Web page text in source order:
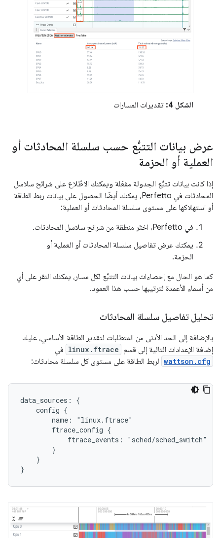
الشكل 4: تقديرات المسارات
عرض بيانات التتبُّع حسب سلسلة المحادثات أو
العملية أو الحزمة
إذا كانت بيانات تتبُّع الجدولة مفعّلة ويمكنك الاطّلاع على شرائح سلاسل
المحادثات في Perfetto، يمكنك أيضًا الحصول على بيانات ربط الطاقة
أو استهلاكها على مستوى سلسلة المحادثات أو العملية:
في Perfetto، اختَر منطقة من شرائح سلاسل المحادثات.
يمكنك عرض تفاصيل سلسلة المحادثات أو العملية أو
الحزمة.
كما هو الحال مع إحصاءات بيانات التتبُّع لكل مسار، يمكنك النقر على أي
من أسماء الأعمدة لترتيبها حسب هذا العمود.
تحليل تفاصيل سلسلة المحادثات
بالإضافة إلى الحد الأدنى من المتطلبات لتقدير الطاقة الأساسي، عليك
إضافة الإعدادات التالية إلى قسم linux.ftrace في
wattson.cfg لربط الطاقة على مستوى كل سلسلة محادثات:
data_sources: {
    config {
        name: "linux.ftrace"
        ftrace_config {
            ftrace_events: "sched/sched_switch"
        }
    }